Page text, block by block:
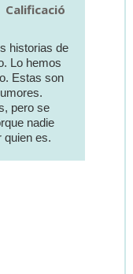
Calificació
historias de
Lo hemos
Estas son
pero se
nadie
quien es.